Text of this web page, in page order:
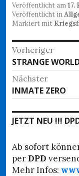
Veröffentlicht am17.
Veröffentlicht in
Markiert mit
Vorheriger
Vorheriger
Beitrag:
STRANGE
Nächster
Nächster
Beitrag:
INMATE ZERO
JETZT NEU !!!
Ab sofort
per DPD
Mehr Infos: